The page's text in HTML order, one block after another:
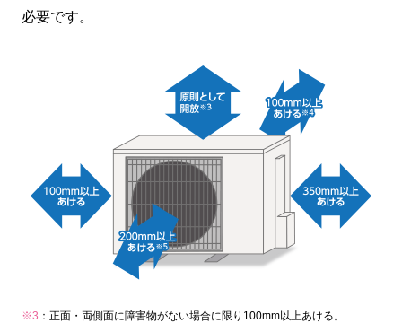
必要です。
※3 ： 正面・両側面に障害物がない場合に限り100mm以上あける。